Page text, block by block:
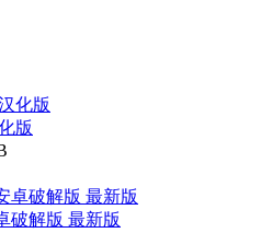
版
破解版 最新版